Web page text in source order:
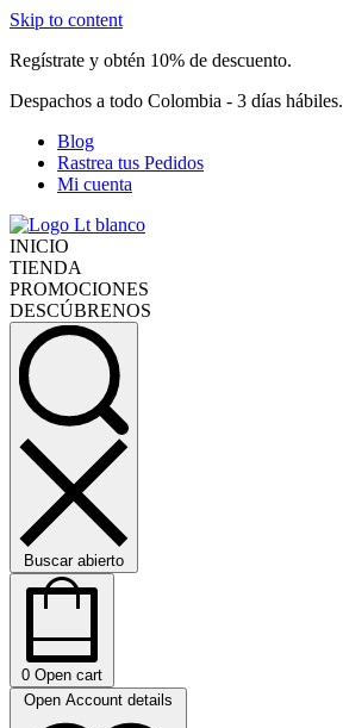
Skip to content
Regístrate y obtén 10% de descuento.
Despachos a todo Colombia - 3 días hábiles.
Blog
Rastrea tus Pedidos
Mi cuenta
INICIO
TIENDA
PROMOCIONES
DESCÚBRENOS
Buscar abierto
0 Open cart
Open Account details